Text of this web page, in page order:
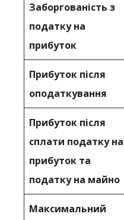
Заборгованість з
податку на
прибуток
Прибуток після
оподаткування
Прибуток після
сплати податку на
прибуток та
податку на майно
Максимальний